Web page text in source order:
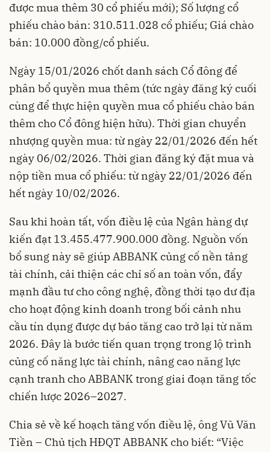
được mua thêm 30 cổ phiếu mới); Số lượng cổ
phiếu chào bán: 310.511.028 cổ phiếu; Giá chào
bán: 10.000 đồng/cổ phiếu.
Ngày 15/01/2026 chốt danh sách Cổ đông để
phân bổ quyền mua thêm (tức ngày đăng ký cuối
cùng để thực hiện quyền mua cổ phiếu chào bán
thêm cho Cổ đông hiện hữu). Thời gian chuyển
nhượng quyền mua: từ ngày 22/01/2026 đến hết
ngày 06/02/2026. Thời gian đăng ký đặt mua và
nộp tiền mua cổ phiếu: từ ngày 22/01/2026 đến
hết ngày 10/02/2026.
Sau khi hoàn tất, vốn điều lệ của Ngân hàng dự
kiến đạt 13.455.477.900.000 đồng. Nguồn vốn
bổ sung này sẽ giúp ABBANK củng cố nền tảng
tài chính, cải thiện các chỉ số an toàn vốn, đẩy
mạnh đầu tư cho công nghệ, đồng thời tạo dư địa
cho hoạt động kinh doanh trong bối cảnh nhu
cầu tín dụng được dự báo tăng cao trở lại từ năm
2026. Đây là bước tiến quan trọng trong lộ trình
củng cố năng lực tài chính, nâng cao năng lực
cạnh tranh cho ABBANK trong giai đoạn tăng tốc
chiến lược 2026–2027.
Chia sẻ về kế hoạch tăng vốn điều lệ, ông Vũ Văn
Tiền – Chủ tịch HĐQT ABBANK cho biết: “Việc